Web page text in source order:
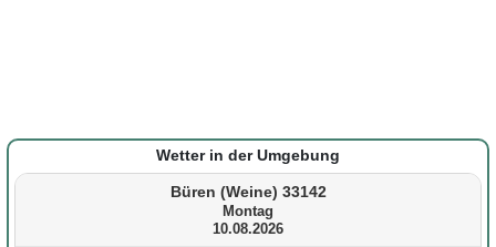
Wetter in der Umgebung
Büren (Weine) 33142
Montag
10.08.2026